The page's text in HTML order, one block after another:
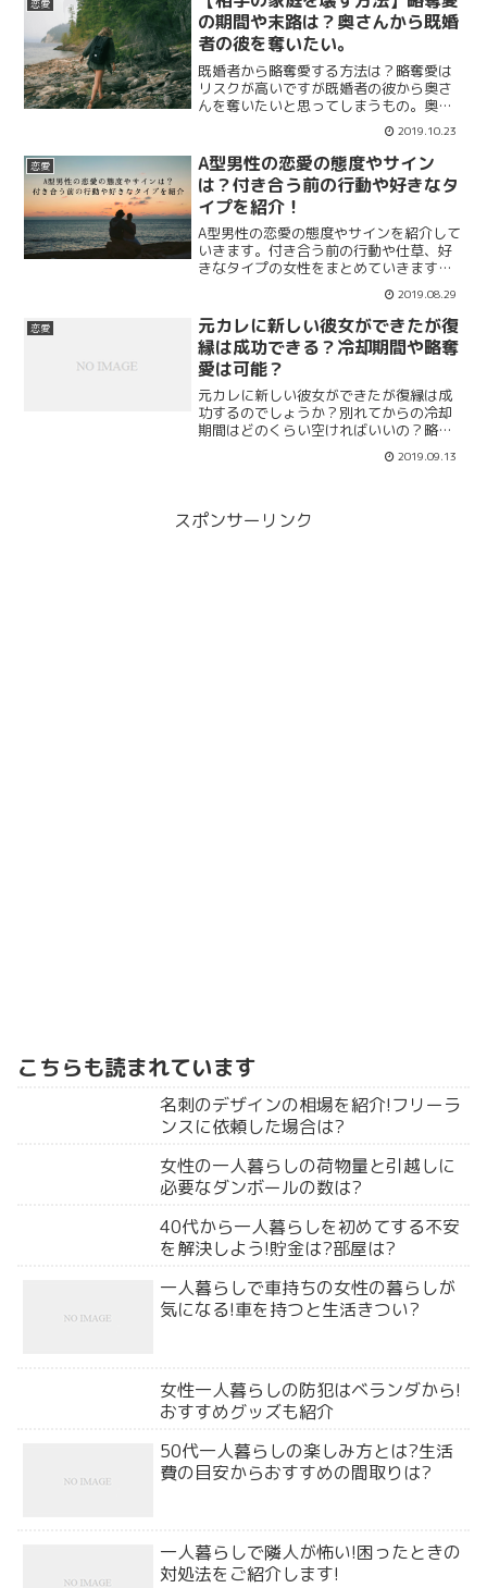
度、会いたい時のメールやLINEを紹介。
恋愛
の期間や末路は？奥さんから既婚
者の彼を奪いたい。
既婚者から略奪愛する方法は？略奪愛は
リスクが高いですが既婚者の彼から奥さ
んを奪いたいと思ってしまうもの。奥さ
んから既婚者の彼を奪いたいと思う方に
期間や末路について紹介します。略奪婚
は成功まで4ヶ月とも言われていますが実
際は？成功した人の特徴もまとえめま
す。
2019.10.23
恋愛
A型男性の恋愛の態度やサイン
は？付き合う前の行動や好きなタ
イプを紹介！
A型男性の恋愛の態度やサインを紹介して
いきます。付き合う前の行動や仕草、好
きなタイプの女性をまとめていきます。
逆に脈なしだったり嫌いな女性に対する
態度やサインもまとめていきます。A型男
性のことが気になったあなたは当ページ
を参考にして恋愛をしてみてください。
2019.08.29
恋愛
元カレに新しい彼女ができたが復
縁は成功できる？冷却期間や略奪
愛は可能？
元カレに新しい彼女ができたが復縁は成
功するのでしょうか？別れてからの冷却
期間はどのくらい空ければいいの？略奪
愛はあり？別れてもまだ好きな元カレに
新しい彼女ができたのはショックでやっ
アリ？
2019.09.13
スポンサーリンク
こちらも読まれています
名刺のデザインの相場を紹介!フリーラ
ンスに依頼した場合は?
女性の一人暮らしの荷物量と引越しに
必要なダンボールの数は?
40代から一人暮らしを初めてする不安
を解決しよう!貯金は?部屋は?
一人暮らしで車持ちの女性の暮らしが
気になる!車を持つと生活きつい?
女性一人暮らしの防犯はベランダから!
おすすめグッズも紹介
50代一人暮らしの楽しみ方とは?生活
費の目安からおすすめの間取りは?
一人暮らしで隣人が怖い!困ったときの
対処法をご紹介します!